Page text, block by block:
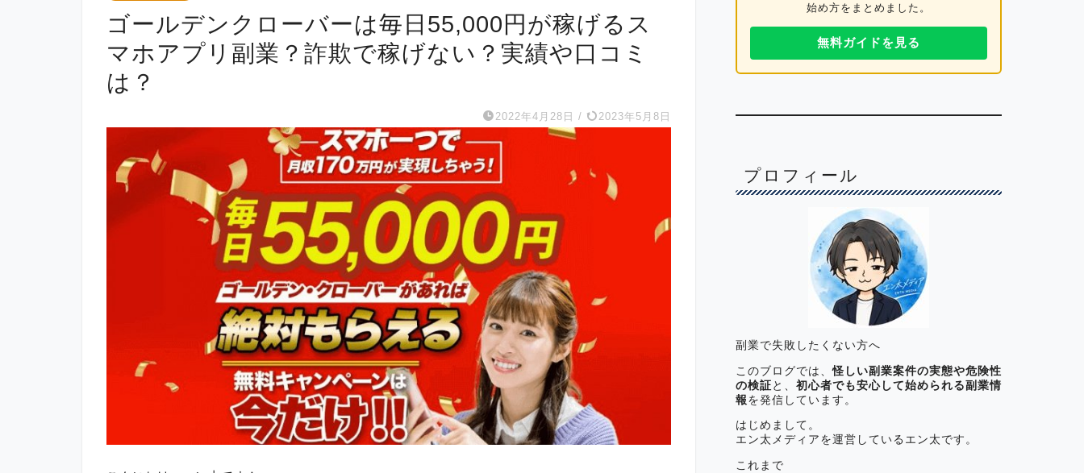
ゴールデンクローバーは毎日55,000円が稼げるス
マホアプリ副業？詐欺で稼げない？実績や口コミ
は？
2022年4月28日 / 2023年5月8日
始め方をまとめました。
無料ガイドを見る
プロフィール
副業で失敗したくない方へ
このブログでは、怪しい副業案件の実態や危険性
の検証 と、 初心者でも安心して始められる副業情
報 を発信しています。
はじめまして。
エン太メディアを運営しているエン太です。
これまで